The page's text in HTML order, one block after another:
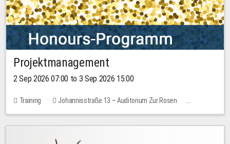
Projektmanagement
2 Sep 2026 07:00 to 3 Sep 2026 15:00
Training
Johannisstraße 13 – Auditorium Zur Rosen
1 place